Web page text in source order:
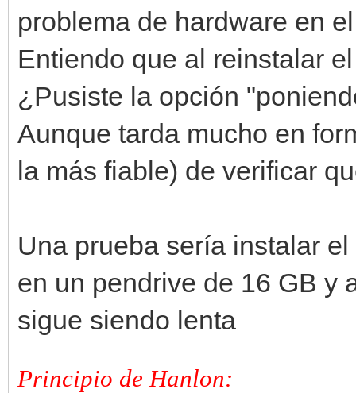
problema de hardware en
Entiendo que al reinstalar
¿Pusiste la opción
Aunque tarda mucho en
la más fiable) de verificar
Una prueba sería instalar
en un pendrive de 16 GB y
sigue siendo lenta
Principio de Hanlon: